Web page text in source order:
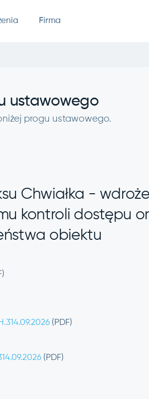
Firma
ustawowego
progu ustawowego.
Chwiałka -
kontroli dostępu
obiektu
(PDF)
(PDF)